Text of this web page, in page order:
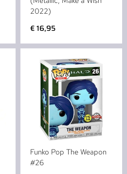
2022)
€16,95
Funko Pop The Weapon
#26